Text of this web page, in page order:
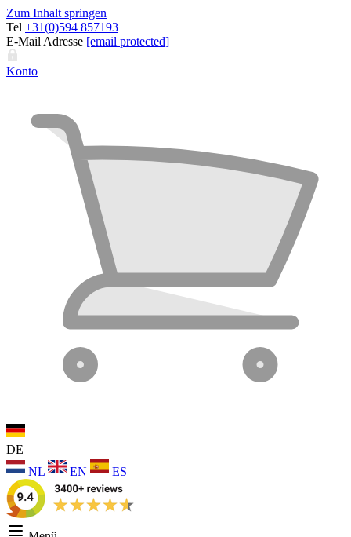
Zum Inhalt springen
Tel +31(0)594 857193
E-Mail Adresse [email protected]
Konto
DE
NL
EN ES